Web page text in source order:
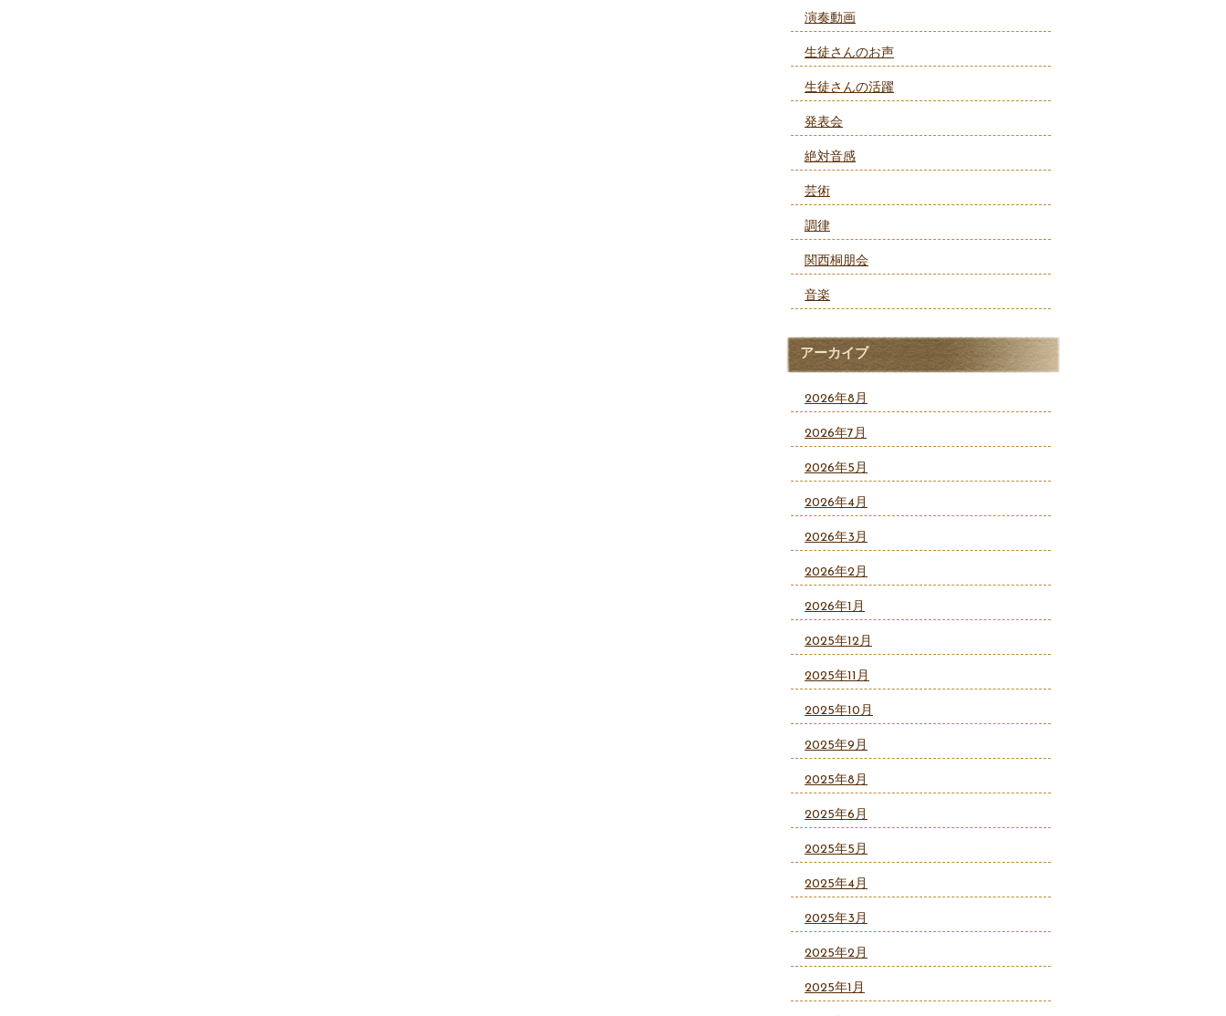
演奏動画
生徒さんのお声
生徒さんの活躍
発表会
絶対音感
芸術
調律
関西桐朋会
音楽
アーカイブ
2026年8月
2026年7月
2026年5月
2026年4月
2026年3月
2026年2月
2026年1月
2025年12月
2025年11月
2025年10月
2025年9月
2025年8月
2025年6月
2025年5月
2025年4月
2025年3月
2025年2月
2025年1月